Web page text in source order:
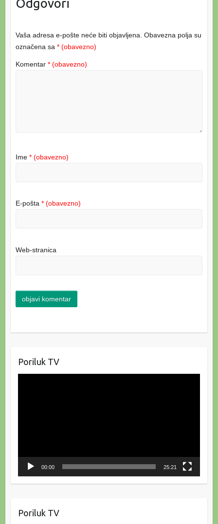
Odgovori
Vaša adresa e-pošte neće biti objavljena. Obavezna polja su
označena sa * (obavezno)
Komentar * (obavezno)
Ime * (obavezno)
E-pošta * (obavezno)
Web-stranica
Poriluk TV
00:00 25:21
Poriluk TV